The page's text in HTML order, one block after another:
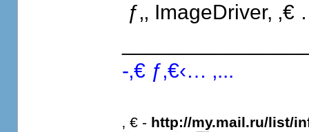
 ƒ‚‚ ImageDriver, ‚€
-‚€ ƒ‚€‹… ‚...
‚ € - http://my.mail.ru/list/